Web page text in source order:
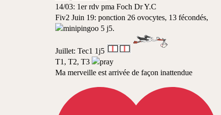
14/03: 1er rdv pma Foch Dr Y.C
Fiv2 Juin 19: ponction 26 ovocytes, 13 fécondés,
5 j5.
Juillet: Tec1 1j5
T1, T2, T3
Ma merveille est arrivée de façon inattendue